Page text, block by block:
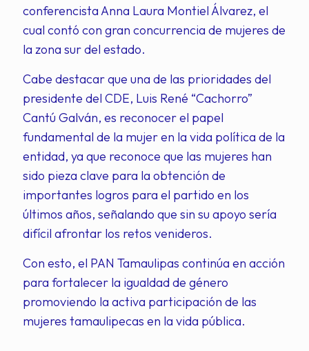
conferencista Anna Laura Montiel Álvarez, el
cual contó con gran concurrencia de mujeres de
la zona sur del estado.
Cabe destacar que una de las prioridades del
presidente del CDE, Luis René “Cachorro”
Cantú Galván, es reconocer el papel
fundamental de la mujer en la vida política de la
entidad, ya que reconoce que las mujeres han
sido pieza clave para la obtención de
importantes logros para el partido en los
últimos años, señalando que sin su apoyo sería
difícil afrontar los retos venideros.
Con esto, el PAN Tamaulipas continúa en acción
para fortalecer la igualdad de género
promoviendo la activa participación de las
mujeres tamaulipecas en la vida pública.